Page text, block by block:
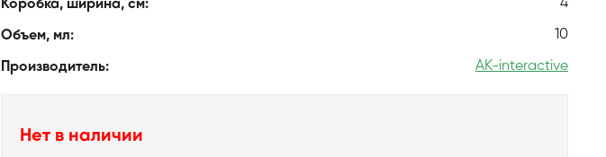
Коробка, ширина, см: 4
Объем, мл: 10
Производитель: AK-interactive
Нет в наличии